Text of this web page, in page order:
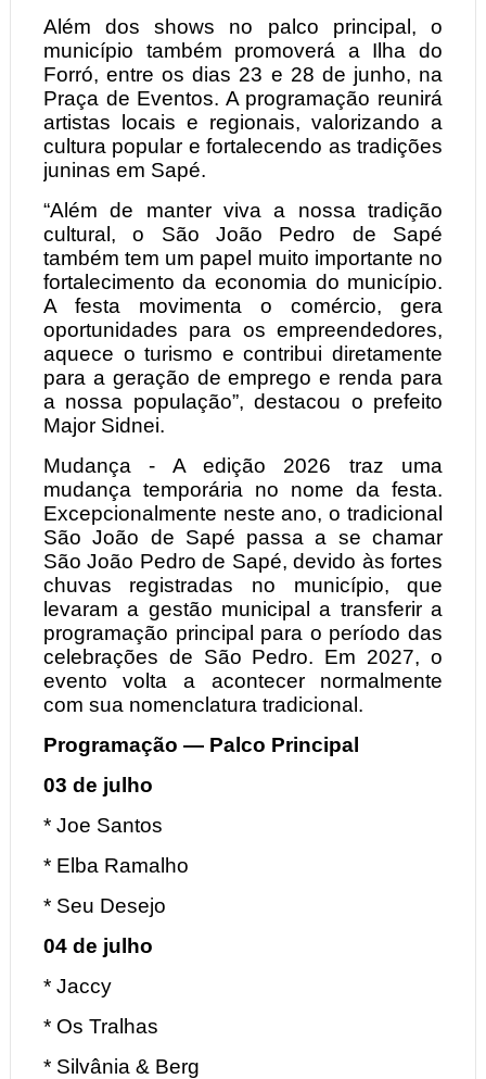
Além dos shows no palco principal, o
município também promoverá a Ilha do
Forró, entre os dias 23 e 28 de junho, na
Praça de Eventos. A programação reunirá
artistas locais e regionais, valorizando a
cultura popular e fortalecendo as tradições
juninas em Sapé.
“Além de manter viva a nossa tradição
cultural, o São João Pedro de Sapé
também tem um papel muito importante no
fortalecimento da economia do município.
A festa movimenta o comércio, gera
oportunidades para os empreendedores,
aquece o turismo e contribui diretamente
para a geração de emprego e renda para
a nossa população”, destacou o prefeito
Major Sidnei.
Mudança - A edição 2026 traz uma
mudança temporária no nome da festa.
Excepcionalmente neste ano, o tradicional
São João de Sapé passa a se chamar
São João Pedro de Sapé, devido às fortes
chuvas registradas no município, que
levaram a gestão municipal a transferir a
programação principal para o período das
celebrações de São Pedro. Em 2027, o
evento volta a acontecer normalmente
com sua nomenclatura tradicional.
Programação — Palco Principal
03 de julho
* Joe Santos
* Elba Ramalho
* Seu Desejo
04 de julho
* Jaccy
* Os Tralhas
* Silvânia & Berg